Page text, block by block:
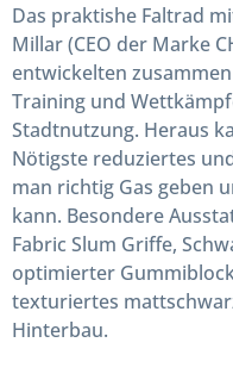
Das praktishe Faltrad
Millar (CEO der Marke
entwickelten
Training und
Stadtnutzung. Heraus
Nötigste reduziertes
man richtig Gas geben
kann. Besondere
Fabric Slum Griffe,
optimierter
texturiertes
Hinterbau.